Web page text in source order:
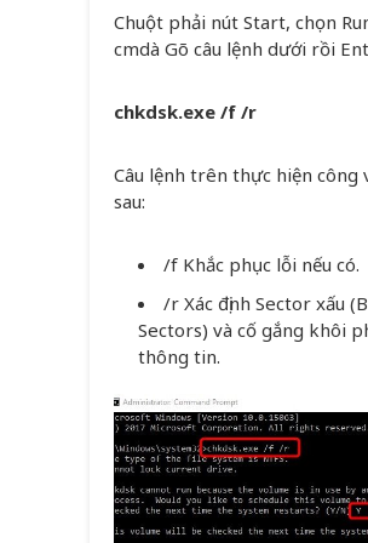
Chuột phải nút Start, chọn
cmdà Gõ câu lệnh dưới rồi
chkdsk.exe /f /r
Câu lệnh trên thực hiện công
sau:
/f Khắc phục lỗi nếu có.
/r Xác định Sector xấu
Sectors) và cố gắng khôi
thông tin.